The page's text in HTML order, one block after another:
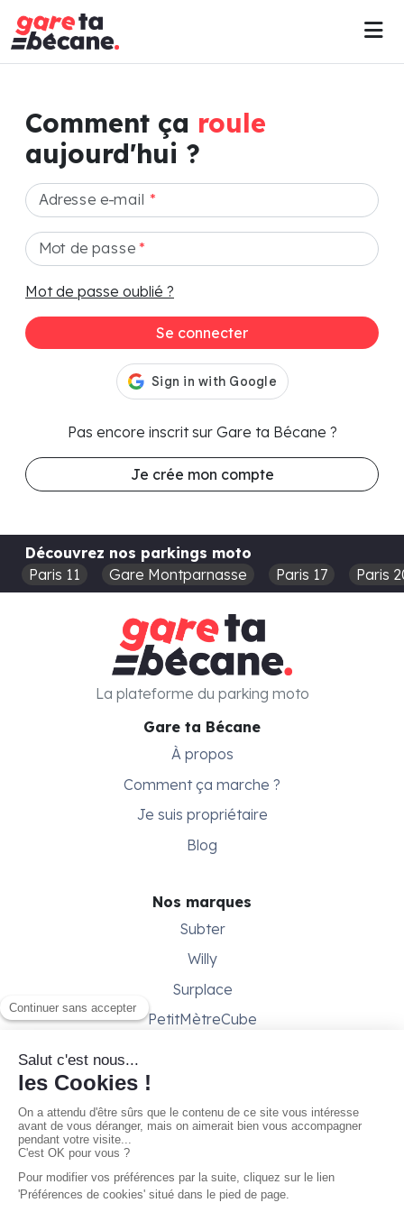
Comment ça roule
aujourd'hui ?
Adresse e-mail *
Mot de passe*
Mot de passe oublié ?
Se connecter
Pas encore inscrit sur Gare ta Bécane ?
Je crée mon compte
Découvrez nos parkings moto
Paris 11
Gare Montparnasse Paris 17 Paris
Gare ta Bécane
À propos
Comment ça marche ?
Je suis propriétaire
Blog
Nos marques
Subter
Willy
Surplace
PetitMètreCube
Besoin d'aide ?
Conditions générales
Gestion des cookies
La plateforme du parking moto